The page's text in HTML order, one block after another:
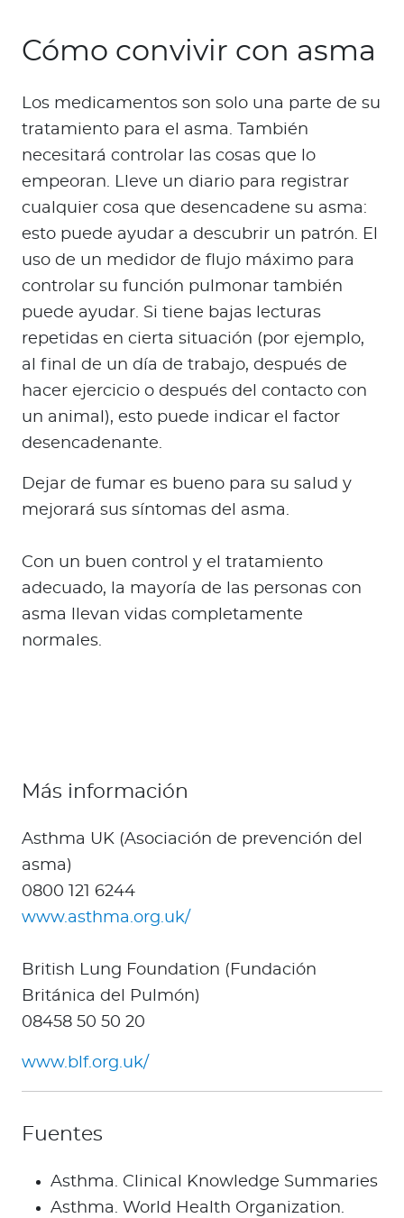
Cómo convivir con asma
Los medicamentos son solo una parte de su
tratamiento para el asma. También
necesitará controlar las cosas que lo
empeoran. Lleve un diario para registrar
cualquier cosa que desencadene su asma:
esto puede ayudar a descubrir un patrón. El
uso de un medidor de flujo máximo para
controlar su función pulmonar también
puede ayudar. Si tiene bajas lecturas
repetidas en cierta situación (por ejemplo,
al final de un día de trabajo, después de
hacer ejercicio o después del contacto con
un animal), esto puede indicar el factor
desencadenante.
Dejar de fumar es bueno para su salud y
mejorará sus síntomas del asma.
Con un buen control y el tratamiento
adecuado, la mayoría de las personas con
asma llevan vidas completamente
normales.
Más información
Asthma UK (Asociación de prevención del
asma)
0800 121 6244
www.asthma.org.uk/
British Lung Foundation (Fundación
Británica del Pulmón)
08458 50 50 20
www.blf.org.uk/
Fuentes
Asthma. Clinical Knowledge Summaries
Asthma. World Health Organization.